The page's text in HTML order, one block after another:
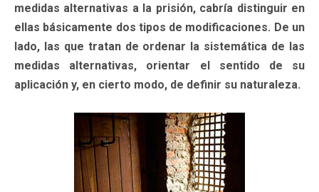
medidas alternativas a la prisión, cabría distinguir en
ellas básicamente dos tipos de modificaciones. De un
lado, las que tratan de ordenar la sistemática de las
medidas alternativas, orientar el sentido de su
aplicación y, en cierto modo, de definir su naturaleza.